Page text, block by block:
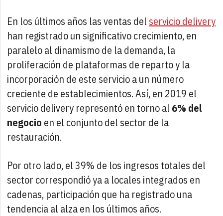
En los últimos años las ventas del servicio delivery
han registrado un significativo crecimiento, en
paralelo al dinamismo de la demanda, la
proliferación de plataformas de reparto y la
incorporación de este servicio a un número
creciente de establecimientos. Así, en 2019 el
servicio delivery representó en torno al 6% del
negocio en el conjunto del sector de la
restauración.
Por otro lado, el 39% de los ingresos totales del
sector correspondió ya a locales integrados en
cadenas, participación que ha registrado una
tendencia al alza en los últimos años.